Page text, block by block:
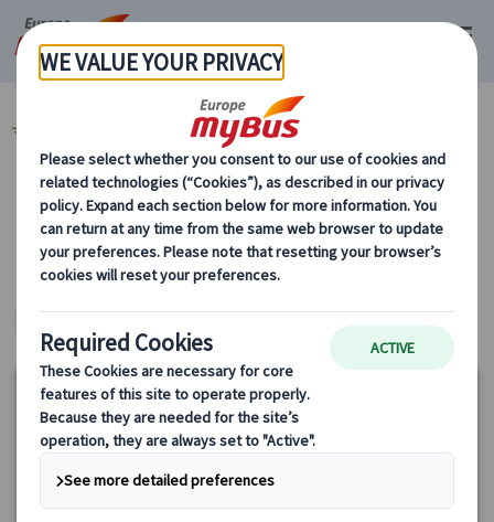
マイバス・ヨーロッパ グルメ・カルチャー・体験 (3)
カテゴリーから探す
グルメ・カルチャー・体験
15%
OFF